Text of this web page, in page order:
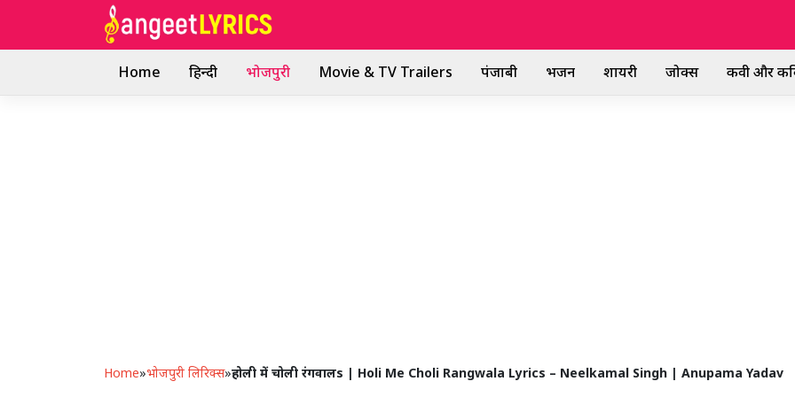
Home हिन्दी भोजपुरी Movie & TV Trailers पंजाबी भजन शायरी जोक्स कवी और
Home»भोजपुरी लिरिक्स»होली में चोली रंगवालs | Holi Me Choli Rangwala Lyrics – Neelkamal Singh | Anupama Yadav